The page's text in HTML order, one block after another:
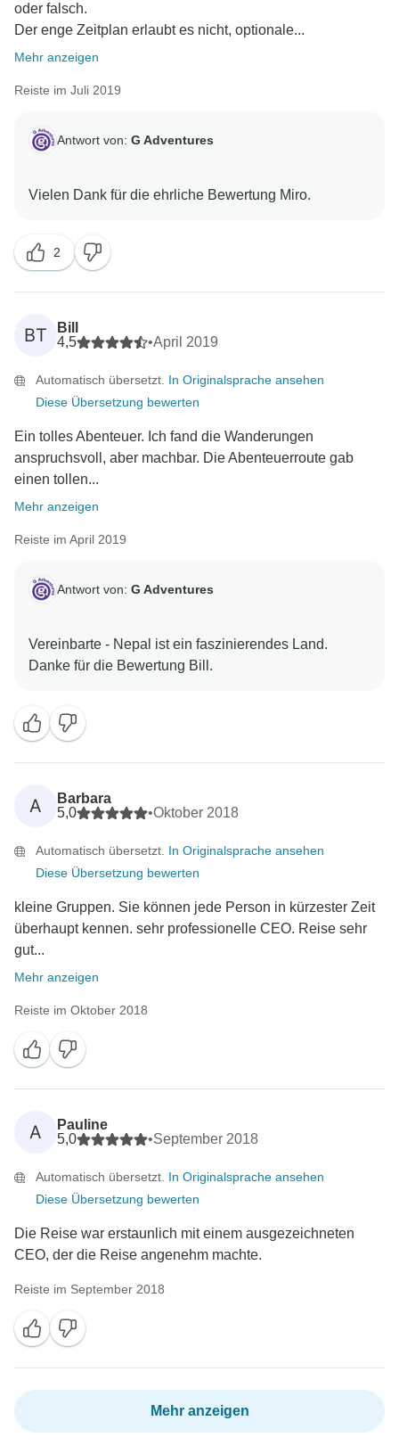
oder falsch.
Der enge Zeitplan erlaubt es nicht, optionale...
Mehr anzeigen
Reiste im Juli 2019
Antwort von: G Adventures
2
BT
Bill
4,5
•April 2019
Automatisch übersetzt. In Originalsprache ansehen
Diese Übersetzung bewerten
Ein tolles Abenteuer. Ich fand die Wanderungen
anspruchsvoll, aber machbar. Die Abenteuerroute gab
einen tollen...
Mehr anzeigen
Reiste im April 2019
Antwort von: G Adventures
Vereinbarte - Nepal ist ein faszinierendes Land.
A
Barbara
5,0
•Oktober 2018
Automatisch übersetzt. In Originalsprache ansehen
Diese Übersetzung bewerten
kleine Gruppen. Sie können jede Person in kürzester Zeit
überhaupt kennen. sehr professionelle CEO. Reise sehr
gut...
Mehr anzeigen
Reiste im Oktober 2018
A
Pauline
5,0
•September 2018
Automatisch übersetzt. In Originalsprache ansehen
Diese Übersetzung bewerten
Die Reise war erstaunlich mit einem ausgezeichneten
CEO, der die Reise angenehm machte.
Reiste im September 2018
Mehr anzeigen